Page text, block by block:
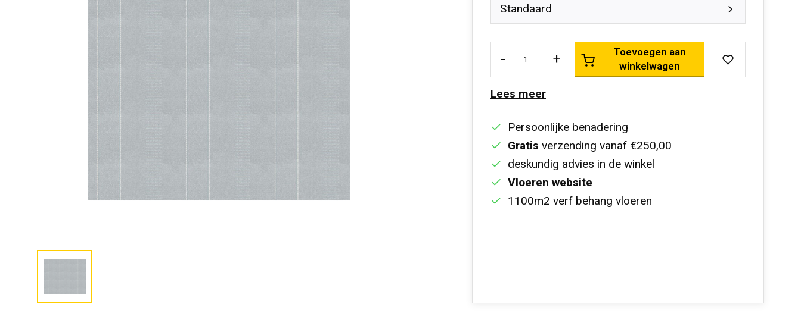
Standaard
- +
Toevoegen aan
winkelwagen
Lees meer
Persoonlijke benadering
Gratis verzending vanaf €250,00
deskundig advies in de winkel
Vloeren website
1100m2 verf behang vloeren